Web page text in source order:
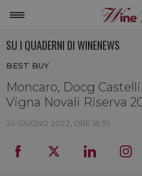
NON
SU I QUADERNI DI WINENEWS
BEST BUY
Moncaro, Docg
Vigna Novali Riserva
24 GIUGNO 2022, ORE 18:35